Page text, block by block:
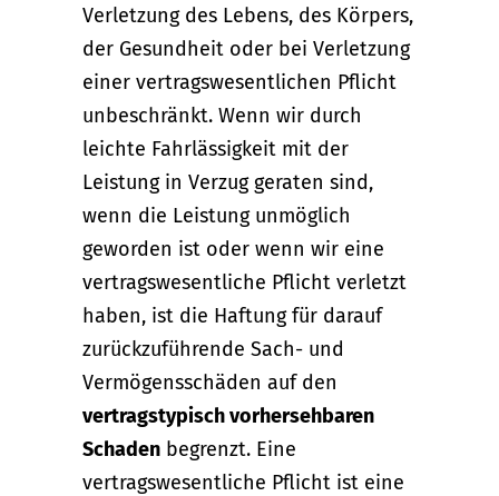
Verletzung des Lebens, des Körpers,
der Gesundheit oder bei Verletzung
einer vertragswesentlichen Pflicht
unbeschränkt. Wenn wir durch
leichte Fahrlässigkeit mit der
Leistung in Verzug geraten sind,
wenn die Leistung unmöglich
geworden ist oder wenn wir eine
vertragswesentliche Pflicht verletzt
haben, ist die Haftung für darauf
zurückzuführende Sach- und
Vermögensschäden auf den
vertragstypisch vorhersehbaren
Schaden begrenzt. Eine
vertragswesentliche Pflicht ist eine